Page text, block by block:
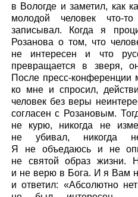
в Вологде и заметил, как
молодой человек что-
записывал. Когда я
Розанова о том, что
не интересен и что
превращается в зверя,
После пресс-конференции
ко мне и спросил,
человек без веры
согласен с Розановым.
не курю, никогда не
не убивал, никогда не
Я не объедаюсь и не
не святой образ
и не верю в Бога. И я Вам
и ответил: «Абсолютно